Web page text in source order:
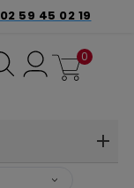
02 59 45 02 19
0
❯